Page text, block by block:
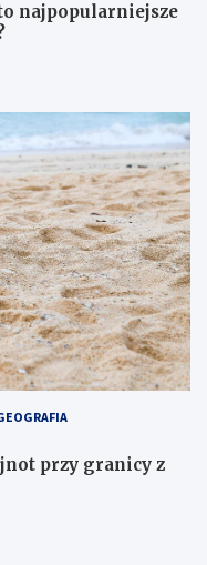
najpopularniejsze
przy granicy z